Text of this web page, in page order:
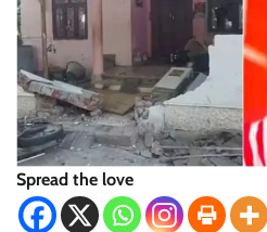
Spread the love